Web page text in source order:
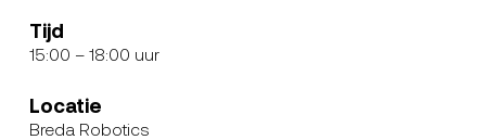
Tijd
15:00 – 18:00 uur
Locatie
Breda Robotics